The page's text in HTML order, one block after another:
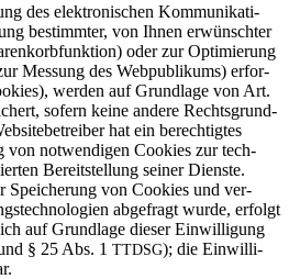
des elek­tro­ni­schen Kom­mu­ni­ka­ti­
bestimmter, von Ihnen erwünschter
oder zur Opti­mie­rung
Mes­sung des Web­pu­bli­kums) erfor­
werden auf Grund­lage von Art.
sofern keine andere Rechts­grund­
hat ein berech­tigtes
von not­wen­digen Coo­kies zur tech­
Bereit­stel­lung seiner Dienste.
Spei­che­rung von Coo­kies und ver­
abge­fragt wurde, erfolgt
auf Grund­lage dieser Ein­wil­li­gung
§ 25 Abs. 1 TTDSG); die Ein­wil­li­